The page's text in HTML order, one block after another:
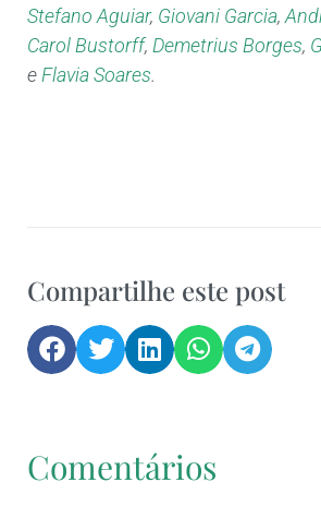
Stefano Aguiar, Giovani Garcia,
Carol Bustorff, Demetrius Borges,
e Flavia Soares.
Compartilhe este post
Comentários